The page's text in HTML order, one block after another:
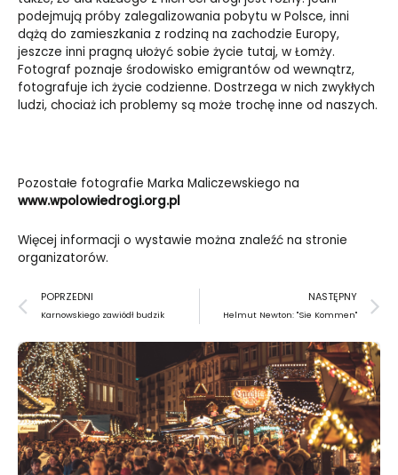
podejmują próby zalegalizowania pobytu w Polsce, inni
dążą do zamieszkania z rodziną na zachodzie Europy,
jeszcze inni pragną ułożyć sobie życie tutaj, w Łomży.
Fotograf poznaje środowisko emigrantów od wewnątrz,
fotografuje ich życie codzienne. Dostrzega w nich zwykłych
ludzi, chociaż ich problemy są może trochę inne od naszych.
Pozostałe fotografie Marka Maliczewskiego na
www.wpolowiedrogi.org.pl
Więcej informacji o wystawie można znaleźć na stronie
organizatorów.
Prev
POPRZEDNI
Karnowskiego zawiódł budzik
NASTĘPNY
Helmut Newton: "Sie Kommen"